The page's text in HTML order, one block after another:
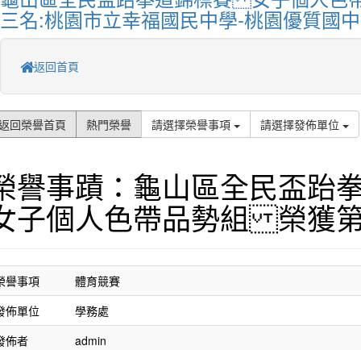
三名:桃園市立幸福國民中學-桃園優質國中
返回首頁
回榮譽首頁 熱門榮譽 請選擇榮譽事項 請選擇發佈單位
譽事蹟：龜山區全民盃
子個人色帶品勢組 榮獲
譽事項
體育競賽
佈單位
學務處
佈者
admin